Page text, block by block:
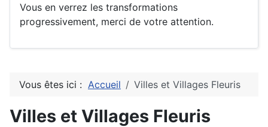
Vous en verrez les transformations
progressivement, merci de votre attention.
Vous êtes ici : Accueil Villes et Villages Fleuris
Villes et Villages Fleuris